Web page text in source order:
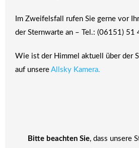
Im Zweifelsfall rufen Sie gerne vor
der Sternwarte an – Tel.: (06151) 51
Wie ist der Himmel aktuell über der
auf unsere Allsky Kamera.
Bitte beachten Sie, dass unsere